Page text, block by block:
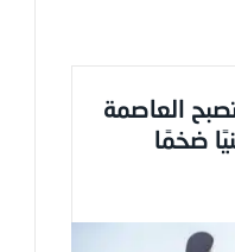
العاصمة
ضخمًا